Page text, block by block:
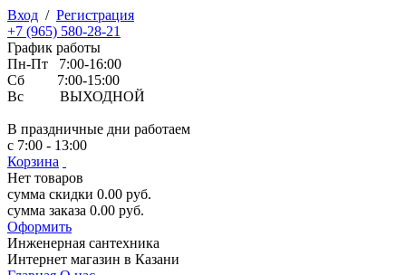
Вход / Регистрация
+7 (965) 580-28-21
График работы
Пн-Пт 7:00-16:00
Сб 7:00-15:00
Вс ВЫХОДНОЙ
В праздничные дни работаем
с 7:00 - 13:00
Корзина
Нет товаров
сумма скидки 0.00 руб.
сумма заказа 0.00 руб.
Оформить
Инженерная сантехника
Интернет магазин в Казани